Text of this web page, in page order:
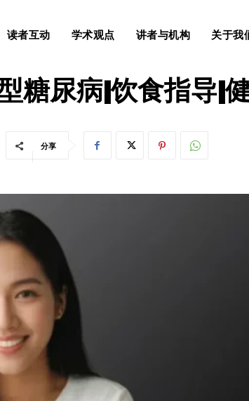
读者互动 学术观点 讲者与机构 关于我
糖尿病|饮食指导|
分享